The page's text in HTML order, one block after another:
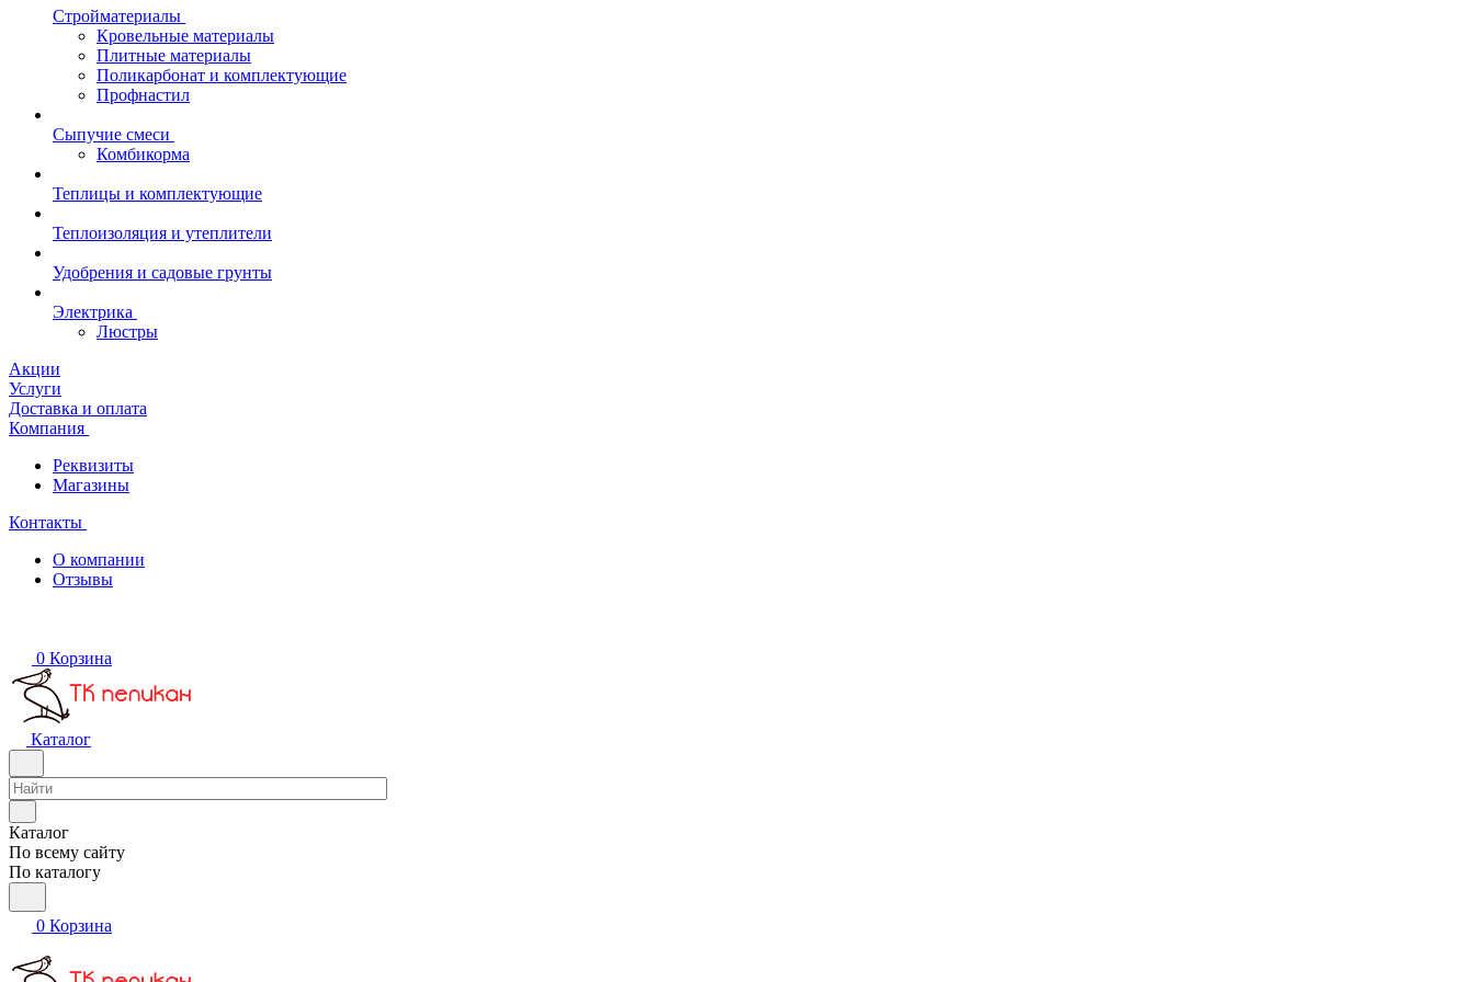
Стройматериалы
Кровельные материалы
Плитные материалы
Поликарбонат и комплектующие
Профнастил
Сыпучие смеси
Комбикорма
Теплицы и комплектующие
Теплоизоляция и утеплители
Удобрения и садовые грунты
Электрика
Люстры
Акции
Услуги
Доставка и оплата
Компания
Реквизиты
Магазины
Контакты
О компании
Отзывы
0 Корзина
Каталог
Каталог
По всему сайту
По каталогу
0 Корзина